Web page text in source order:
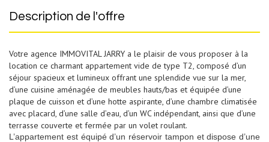
description de l'offre
Votre agence IMMOVITAL JARRY a le plaisir de vous proposer à la
location ce charmant appartement vide de type T2, composé d’un
séjour spacieux et lumineux offrant une splendide vue sur la mer,
d’une cuisine aménagée de meubles hauts/bas et équipée d’une
plaque de cuisson et d’une hotte aspirante, d’une chambre climatisée
avec placard, d’une salle d’eau, d’un WC indépendant, ainsi que d’une
terrasse couverte et fermée par un volet roulant.
L’appartement est équipé d’un réservoir tampon et dispose d’une